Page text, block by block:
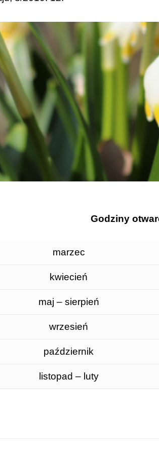
Godziny
marzec
kwiecień
maj – sierpień
wrzesień
październik
listopad – luty